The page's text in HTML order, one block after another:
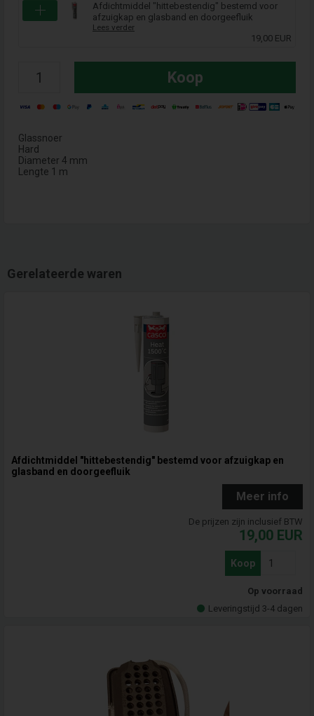
Afdichtmiddel "hittebestendig" bestemd voor
afzuigkap en glasband en doorgeefluik
Lees verder
19,00 EUR
Koop
Glassnoer
Hard
Diameter 4 mm
Lengte 1 m
Gerelateerde waren
Afdichtmiddel "hittebestendig" bestemd voor afzuigkap en
glasband en doorgeefluik
Meer info
De prijzen zijn inclusief BTW
19,00 EUR
Koop
Op voorraad
Leveringstijd 3-4 dagen